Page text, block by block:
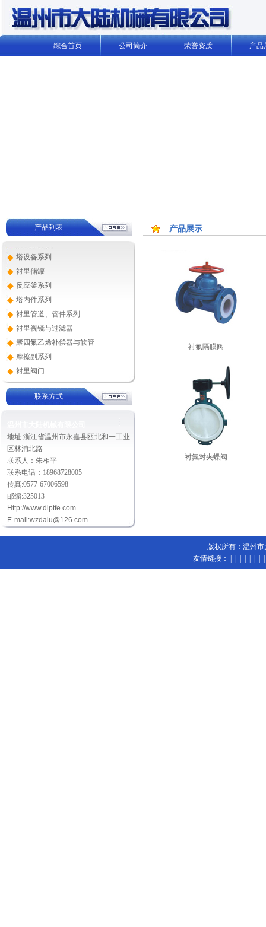
综合首页 公司简介 荣誉资质 产品
产品列表
◆ 塔设备系列
◆ 衬里储罐
◆ 反应釜系列
◆ 塔内件系列
◆ 衬里管道、管件系列
◆ 衬里视镜与过滤器
◆ 聚四氟乙烯补偿器与软管
◆ 摩擦副系列
◆ 衬里阀门
联系方式
地址:浙江省温州市永嘉县瓯北和一工业
区林浦北路
联系人：朱相平
联系电话：18968728005
传真:0577-67006598
邮编:325013
Http://www.dlptfe.com
E-mail:wzdalu@126.com
产品展示
衬氟隔膜阀
衬氟对夹蝶阀
版权所有：温州市
友情链接：